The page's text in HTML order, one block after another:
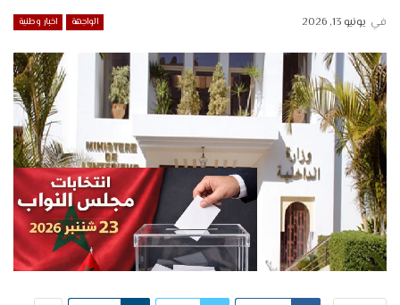
الواجهة اخبار وطنية في يونيو 13, 2026